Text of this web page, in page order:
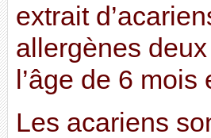
extrait
allergènes
l’âge de 6
Les acariens